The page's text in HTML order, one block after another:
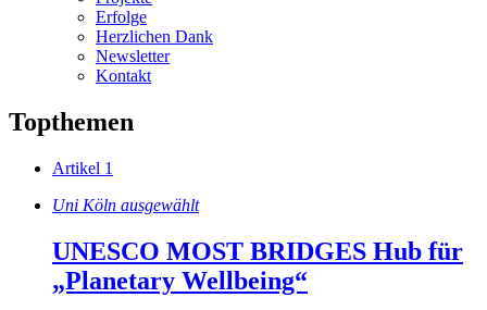
Erfolge
Herzlichen Dank
Newsletter
Kontakt
Topthemen
Artikel 1
Uni Köln ausgewählt
UNESCO MOST BRIDGES Hub für
„Planetary Wellbeing“